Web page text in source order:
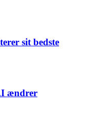
sit bedste
ændrer